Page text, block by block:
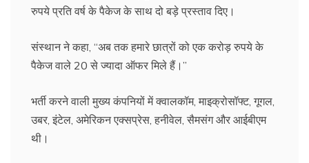
रुपये प्रति वर्ष के पैकेज के साथ दो बड़े प्रस्ताव दिए।
संस्थान ने कहा, ‘‘अब तक हमारे छात्रों को एक करोड़ रुपये के
पैकेज वाले 20 से ज्यादा ऑफर मिले हैं।’’
भर्ती करने वाली मुख्य कंपनियों में क्वालकॉम, माइक्रोसॉफ्ट, गूगल,
उबर, इंटेल, अमेरिकन एक्सप्रेस, हनीवेल, सैमसंग और आईबीएम
थी।